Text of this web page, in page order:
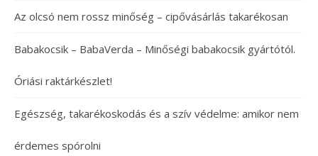
Az olcsó nem rossz minőség – cipővásárlás takarékosan
Babakocsik – BabaVerda – Minőségi babakocsik gyártótól.
Óriási raktárkészlet!
Egészség, takarékoskodás és a szív védelme: amikor nem
érdemes spórolni